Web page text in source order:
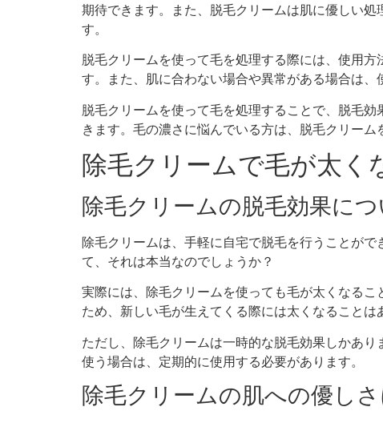
期待できます。また、脱毛クリームは肌に優しい
す。
脱毛クリームを使って毛を処理する際には、使用
す。また、肌に合わない場合や異常がある場合は、
脱毛クリームを使って毛を処理することで、脱毛
きます。毛の濃さに悩んでいる方は、脱毛クリーム
除毛クリームで毛が太く
除毛クリームの脱毛効果につ
除毛クリームは、手軽に自宅で脱毛を行うことが
て、それは本当なのでしょうか？
実際には、除毛クリームを使っても毛が太くなる
ため、新しい毛が生えてくる際には太くなることは
ただし、除毛クリームは一時的な脱毛効果しかあ
使う場合は、定期的に使用する必要があります。
除毛クリームの肌への優し